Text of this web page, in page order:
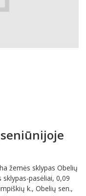
žemės sklypas Obelių
pasėliai, 0,09
k., Obelių sen.,